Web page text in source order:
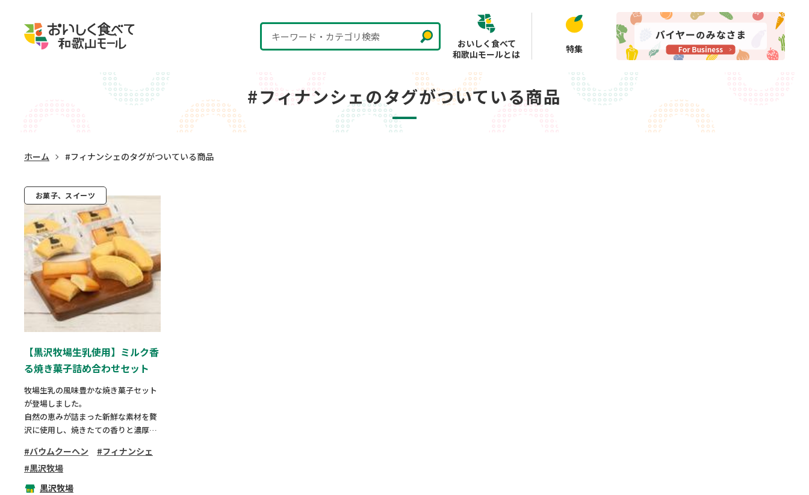
キーワード・カテゴリ検索
おいしく食べて
和歌山モールとは
特集
#フィナンシェのタグがついている商品
ホーム #フィナンシェのタグがついている商品
お菓子、スイーツ
【黒沢牧場生乳使用】ミルク香
る焼き菓子詰め合わせセット
牧場生乳の風味豊かな焼き菓子セット
が登場しました。
自然の恵みが詰まった新鮮な素材を贅
沢に使用し、焼きたての香りと濃厚な
贈り物やご自宅用にも最適な、素材に
こだわった至福の味わいをお楽しみく
ださい。
バウムクーヘン
フィナンシェ
黒沢牧場
黒沢牧場